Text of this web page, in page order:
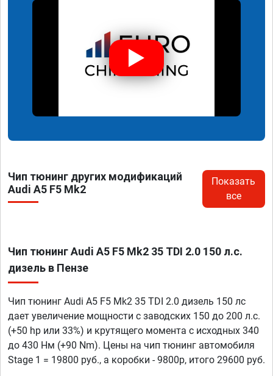
Чип тюнинг других модификаций
Audi A5 F5 Mk2
Показать
все
Чип тюнинг Audi A5 F5 Mk2 35 TDI 2.0 150 л.с.
дизель в Пензе
Чип тюнинг Audi A5 F5 Mk2 35 TDI 2.0 дизель 150 лс
дает увеличение мощности с заводских 150 до 200 л.с.
(+50 hp или 33%) и крутящего момента с исходных 340
до 430 Нм (+90 Nm). Цены на чип тюнинг автомобиля
Stage 1 = 19800 руб., а коробки - 9800р, итого 29600 руб.